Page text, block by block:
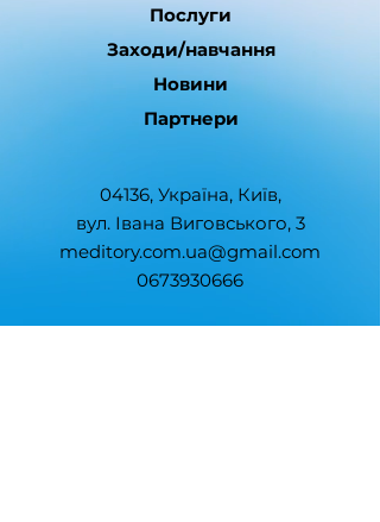
Послуги
Заходи/навчання
Новини
Партнери
04136, Україна, Київ,
вул. Івана Виговського, 3
meditory.com.ua@gmail.com
0673930666